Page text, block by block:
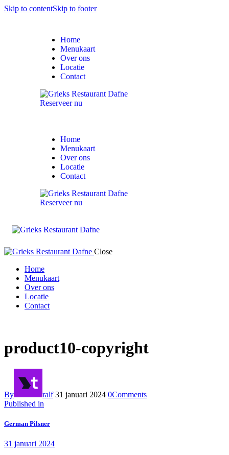
Skip to contentSkip to footer
Home
Menukaart
Over ons
Locatie
Contact
Reserveer nu
Home
Menukaart
Over ons
Locatie
Contact
Reserveer nu
Close
Home
Menukaart
Over ons
Locatie
Contact
product10-copyright
By ralf 31 januari 2024 0Comments
Published in
German Pilsner
31 januari 2024